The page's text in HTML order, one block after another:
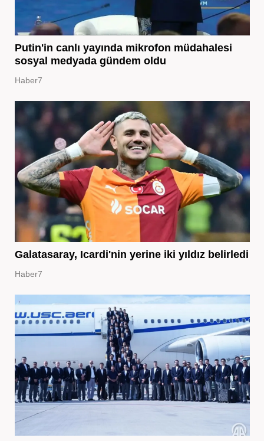
Putin'in canlı yayında mikrofon müdahalesi
sosyal medyada gündem oldu
Haber7
Galatasaray, Icardi'nin yerine iki yıldız belirledi
Haber7